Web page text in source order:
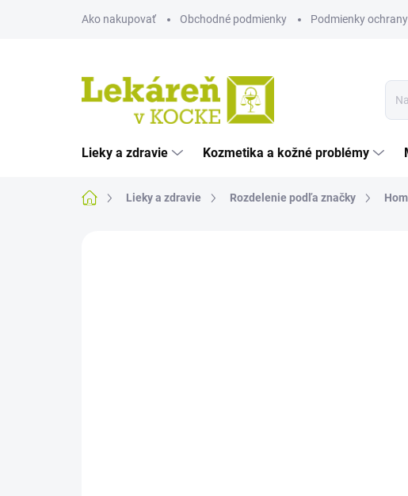
Ako nakupovať Obchodné podmienky Podmienky
Lieky a zdravie Kozmetika a kožné problémy
DomovLieky a zdravie Rozdelenie podľa značky